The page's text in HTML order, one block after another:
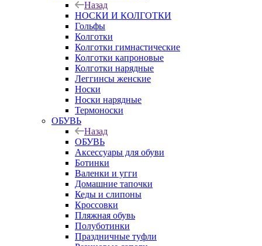
Назад
НОСКИ И КОЛГОТКИ
Гольфы
Колготки
Колготки гимнастические
Колготки капроновые
Колготки нарядные
Леггинсы женские
Носки
Носки нарядные
Термоноски
ОБУВЬ
Назад
ОБУВЬ
Аксессуары для обуви
Ботинки
Валенки и угги
Домашние тапочки
Кеды и слипоны
Кроссовки
Пляжная обувь
Полуботинки
Праздничные туфли